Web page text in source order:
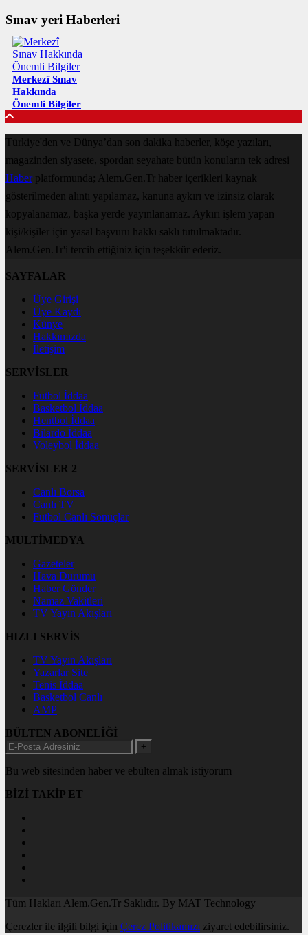
Sınav yeri Haberleri
Merkezî Sınav
Hakkında
Önemli Bilgiler
Türkiye'den ve Dünya’dan son dakika haberler, köşe yazıları,
magazinden siyasete, spordan seyahate bütün konuların tek adresi
Haberplatformunda; Alem.Gen.Tr haber içerikleri kaynak
gösterilmeden alıntı yapılamaz, kanuna aykırı ve izinsiz olarak
kopyalanamaz, başka yerde yayınlanamaz. Aykırı işlem yapan
kişi/kişiler için yasal başvuru hakkı saklı tutulmaktadır.
Alem.Gen.Tr'i tercih ettiğiniz için teşekkür ederiz.
SAYFALAR
Üye Girişi
Üye Kaydı
Künye
Hakkımızda
İletişim
SERVİSLER
Futbol İddaa
Basketbol İddaa
Hentbol İddaa
Bilardo İddaa
Voleybol İddaa
SERVİSLER 2
Canlı Borsa
Canlı TV
Futbol Canlı Sonuçlar
MULTİMEDYA
Gazeteler
Hava Durumu
Haber Gönder
Namaz Vakitleri
TV Yayın Akışları
HIZLI SERVİS
TV Yayın Akışları
Yazarlar Site
Tenis İddaa
Basketbol Canlı
AMP
BÜLTEN ABONELİĞİ
+
Bu web sitesinden haber ve ebülten almak istiyorum
BİZİ TAKİP ET
Tüm Hakları Alem.Gen.Tr Saklıdır. By MAT Technology
Çerezler ile ilgili bilgi için Çerez Politikamızı ziyaret edebilirsiniz.